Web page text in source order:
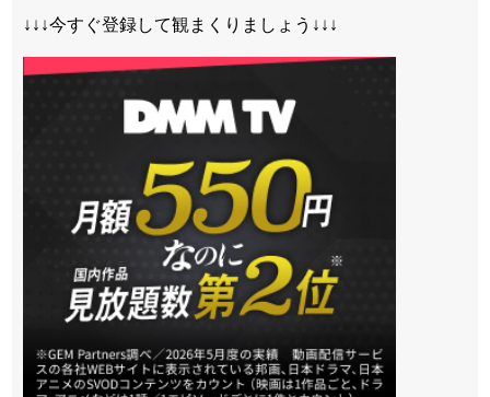
↓↓↓今すぐ登録して観まくりましょう↓↓↓